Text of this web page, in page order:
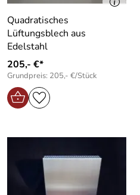
Quadratisches
Lüftungsblech aus
Edelstahl
205,- €*
Grundpreis: 205,- €/Stück